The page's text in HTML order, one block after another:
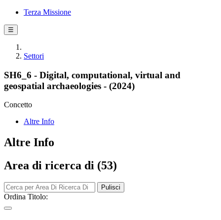
Terza Missione
☰
Settori
SH6_6 - Digital, computational, virtual and
geospatial archaeologies - (2024)
Concetto
Altre Info
Altre Info
Area di ricerca di (53)
Pulisci
Ordina Titolo: